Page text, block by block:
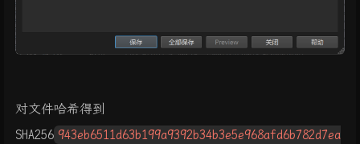
对文件哈希得到
SHA256 943eb6511d63b199a9392b34b3e5e968afd6b782d7ea